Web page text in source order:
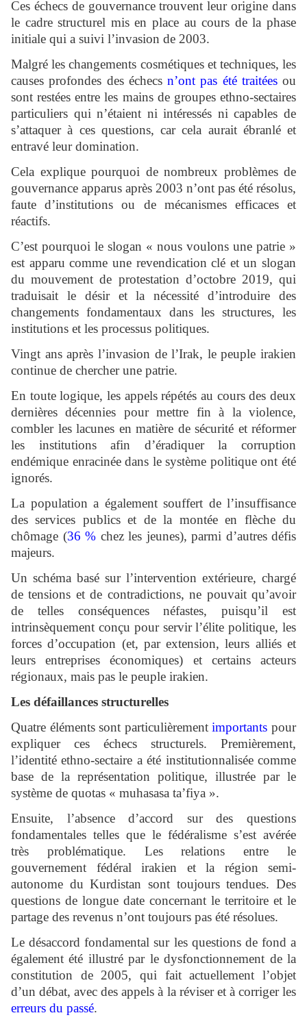
Ces échecs de gouvernance trouvent leur origine dans
le cadre structurel mis en place au cours de la phase
initiale qui a suivi l’invasion de 2003.
Malgré les changements cosmétiques et techniques, les
causes profondes des échecs n’ont pas été traitéesou
sont restées entre les mains de groupes ethno-sectaires
particuliers qui n’étaient ni intéressés ni capables de
s’attaquer à ces questions, car cela aurait ébranlé et
entravé leur domination.
Cela explique pourquoi de nombreux problèmes de
gouvernance apparus après 2003 n’ont pas été résolus,
faute d’institutions ou de mécanismes efficaces et
réactifs.
C’est pourquoi le slogan « nous voulons une patrie »
est apparu comme une revendication clé et un slogan
du mouvement de protestation d’octobre 2019, qui
traduisait le désir et la nécessité d’introduire des
changements fondamentaux dans les structures, les
institutions et les processus politiques.
Vingt ans après l’invasion de l’Irak, le peuple irakien
continue de chercher une patrie.
En toute logique, les appels répétés au cours des deux
dernières décennies pour mettre fin à la violence,
combler les lacunes en matière de sécurité et réformer
les institutions afin d’éradiquer la corruption
endémique enracinée dans le système politique ont été
ignorés.
La population a également souffert de l’insuffisance
des services publics et de la montée en flèche du
chômage (36 % chez les jeunes), parmi d’autres défis
majeurs.
Un schéma basé sur l’intervention extérieure, chargé
de tensions et de contradictions, ne pouvait qu’avoir
de telles conséquences néfastes, puisqu’il est
intrinsèquement conçu pour servir l’élite politique, les
forces d’occupation (et, par extension, leurs alliés et
leurs entreprises économiques) et certains acteurs
régionaux, mais pas le peuple irakien.
Les défaillances structurelles
Quatre éléments sont particulièrementimportants pour
expliquer ces échecs structurels. Premièrement,
l’identité ethno-sectaire a été institutionnalisée comme
base de la représentation politique, illustrée par le
système de quotas « muhasasa ta’fiya ».
Ensuite, l’absence d’accord sur des questions
fondamentales telles que le fédéralisme s’est avérée
très problématique. Les relations entre le
gouvernement fédéral irakien et la région semi-
autonome du Kurdistan sont toujours tendues. Des
questions de longue date concernant le territoire et le
partage des revenus n’ont toujours pas été résolues.
Le désaccord fondamental sur les questions de fond a
également été illustré par le dysfonctionnement de la
constitution de 2005, qui fait actuellement l’objet
d’un débat, avec des appels à la réviser et à corriger les
erreurs du passé.